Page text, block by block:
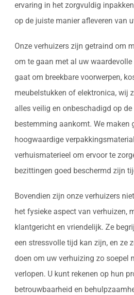
ervaring in het zorgvuldig
op de juiste manier afleveren van
Onze verhuizers zijn getraind om
om te gaan met al uw
gaat om breekbare voorwerpen,
meubelstukken of elektronica, wij
alles veilig en onbeschadigd op
bestemming aankomt. We maken
hoogwaardige
verhuismaterieel om ervoor te
bezittingen goed beschermd zijn
Bovendien zijn onze verhuizers
het fysieke aspect van verhuizen,
klantgericht en vriendelijk. Ze
een stressvolle tijd kan zijn, en ze
doen om uw verhuizing zo soepel
verlopen. U kunt rekenen op hun
betrouwbaarheid en